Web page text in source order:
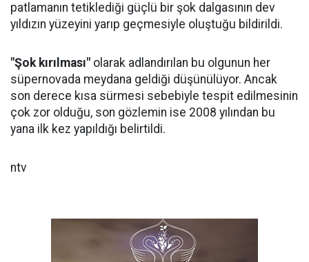
patlamanın tetiklediği güçlü bir şok dalgasının dev
yıldızın yüzeyini yarıp geçmesiyle oluştuğu bildirildi.
"Şok kırılması" olarak adlandırılan bu olgunun her
süpernovada meydana geldiği düşünülüyor. Ancak
son derece kısa sürmesi sebebiyle tespit edilmesinin
çok zor olduğu, son gözlemin ise 2008 yılından bu
yana ilk kez yapıldığı belirtildi.
ntv